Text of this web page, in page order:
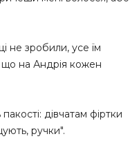
не зробили, усе їм
що на Андрія кожен
дівчатам фіртки
ручки".